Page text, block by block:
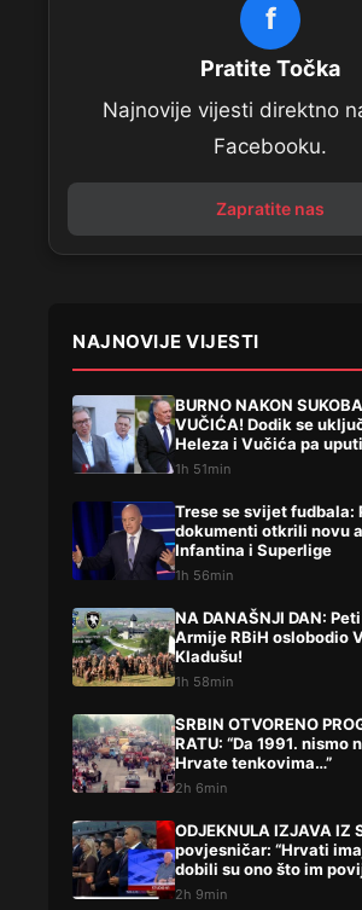
f
Pratite Točka
Najnovije vijesti direktno
Facebooku.
Zapratite nas
NAJNOVIJE VIJESTI
BURNO NAKON
VUČIĆA! Dodik se
Heleza i Vučića pa
uvrede
1h 51min
Trese se svijet fudbala:
dokumenti otkrili novu
Infantina i Superlige
1h 56min
NA DANAŠNJI DAN:
Armije RBiH oslobodio
Kladušu!
1h 58min
SRBIN OTVORENO
RATU: “Da 1991. nismo
Hrvate tenkovima…”
2h 6min
ODJEKNULA IZJAVA IZ
povjesničar: “Hrvati
dobili su ono što im
pripada”
2h 9min